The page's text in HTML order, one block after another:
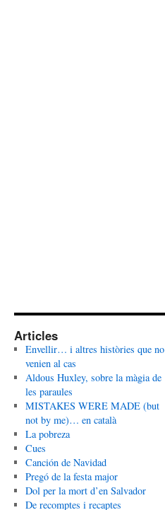
Articles
Envellir… i altres històries que no
venien al cas
Aldous Huxley, sobre la màgia de
les paraules
MISTAKES WERE MADE (but
not by me)… en català
La pobreza
Cues
Canción de Navidad
Pregó de la festa major
Dol per la mort d’en Salvador
De recomptes i recaptes